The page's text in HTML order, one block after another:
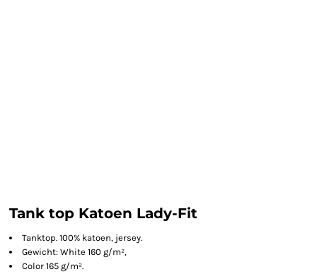
Tank top Katoen Lady-Fit
Tanktop. 100% katoen, jersey.
Gewicht: White 160 g/m²,
Color 165 g/m².